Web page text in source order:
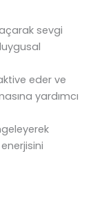
sevgi
eder ve
yardımcı